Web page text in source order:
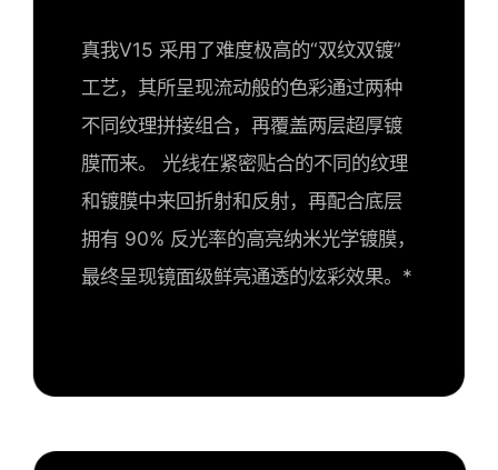
真我V15 采用了难度极高的“双纹双镀”
工艺，其所呈现流动般的色彩通过两种
不同纹理拼接组合，再覆盖两层超厚镀
膜而来。 光线在紧密贴合的不同的纹理
和镀膜中来回折射和反射，再配合底层
拥有 90% 反光率的高亮纳米光学镀膜，
最终呈现镜面级鲜亮通透的炫彩效果。*